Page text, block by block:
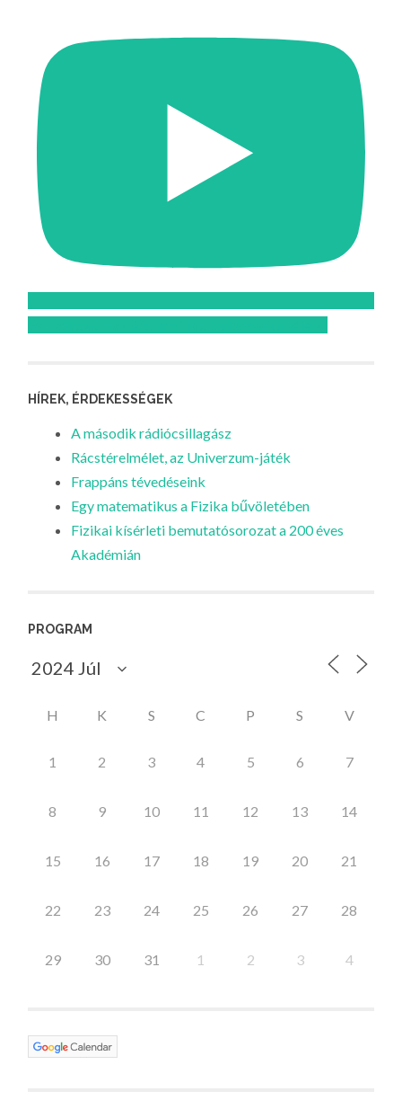
HÍREK, ÉRDEKESSÉGEK
A második rádiócsillagász
Rácstérelmélet, az Univerzum-játék
Frappáns tévedéseink
Egy matematikus a Fizika bűvöletében
Fizikai kísérleti bemutatósorozat a 200 éves
Akadémián
PROGRAM
H K S C P S V
1 2 3 4 5 6 7
8 9 10 11 12 13 14
15 16 17 18 19 20 21
22 23 24 25 26 27 28
29 30 31 1 2 3 4